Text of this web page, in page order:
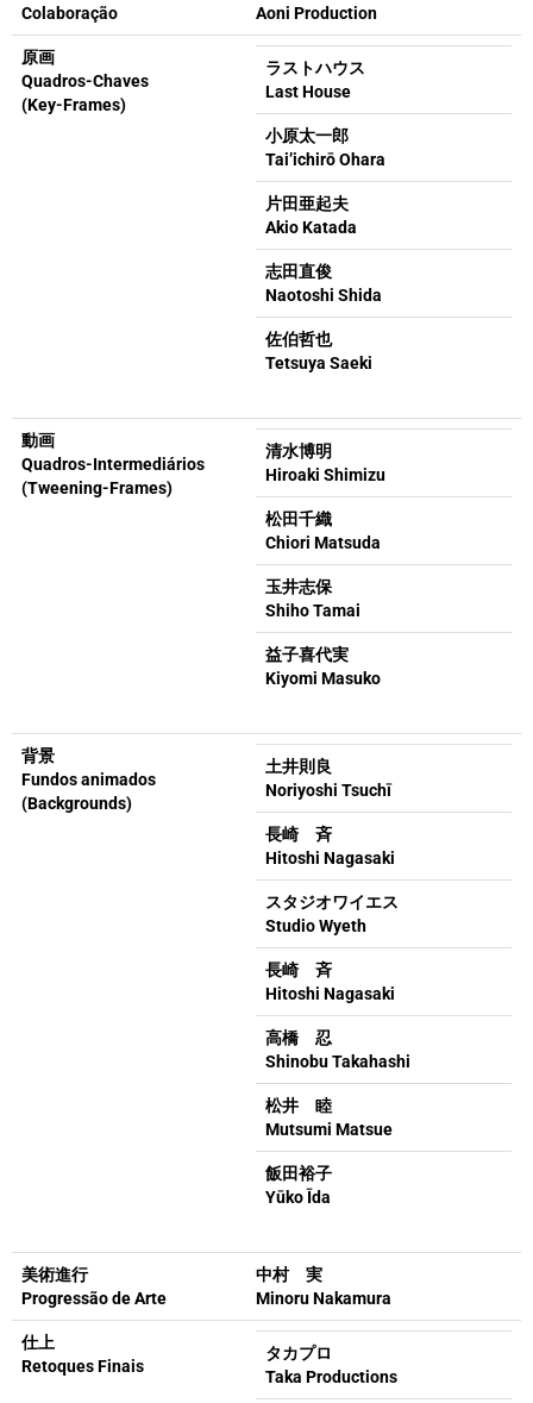
Colaboração
Aoni Production
原画
Quadros-Chaves
(Key-Frames)
ラストハウス
Last House
小原太一郎
Tai’ichirō Ohara
片田亜起夫
Akio Katada
志田直俊
Naotoshi Shida
佐伯哲也
Tetsuya Saeki
動画
Quadros-Intermediários
(Tweening-Frames)
清水博明
Hiroaki Shimizu
松田千織
Chiori Matsuda
玉井志保
Shiho Tamai
益子喜代実
Kiyomi Masuko
背景
Fundos animados
(Backgrounds)
土井則良
Noriyoshi Tsuchī
長崎 斉
Hitoshi Nagasaki
スタジオワイエス
Studio Wyeth
長崎 斉
Hitoshi Nagasaki
高橋 忍
Shinobu Takahashi
松井 睦
Mutsumi Matsue
飯田裕子
Yūko Īda
美術進行
Progressão de Arte
中村 実
Minoru Nakamura
仕上
Retoques Finais
タカプロ
Taka Productions